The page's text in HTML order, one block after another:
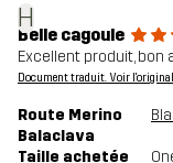
H
Belle cagoule
Excellent produit,
Document traduit. Voir l'original
Route Merino
Balaclava
Taille achetée